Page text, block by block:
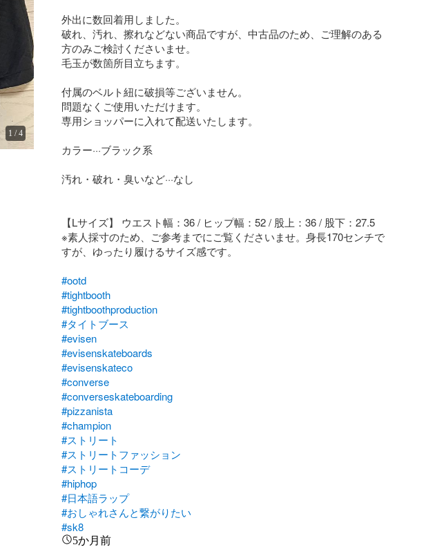
1 /4
外出に数回着用しました。
破れ、汚れ、擦れなどない商品ですが、中古品のため、ご理解のある
方のみご検討くださいませ。
毛玉が数箇所目立ちます。
付属のベルト紐に破損等ございません。
問題なくご使用いただけます。
専用ショッパーに入れて配送いたします。
カラー···ブラック系
汚れ・破れ・臭いなど···なし
【Lサイズ】 ウエスト幅：36 / ヒップ幅：52 / 股上：36 / 股下：27.5
※素人採寸のため、ご参考までにご覧くださいませ。身長170センチで
すが、ゆったり履けるサイズ感です。
#ootd
#tightbooth
#tightboothproduction
#タイトブース
#evisen
#evisenskateboards
#evisenskateco
#converse
#converseskateboarding
#pizzanista
#champion
#ストリート
#ストリートファッション
#ストリートコーデ
#hiphop
#日本語ラップ
#おしゃれさんと繋がりたい
#sk8
5か月前